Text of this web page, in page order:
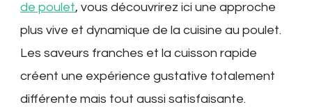
de poulet, vous découvrirez ici une approche
plus vive et dynamique de la cuisine au poulet.
Les saveurs franches et la cuisson rapide
créent une expérience gustative totalement
différente mais tout aussi satisfaisante.